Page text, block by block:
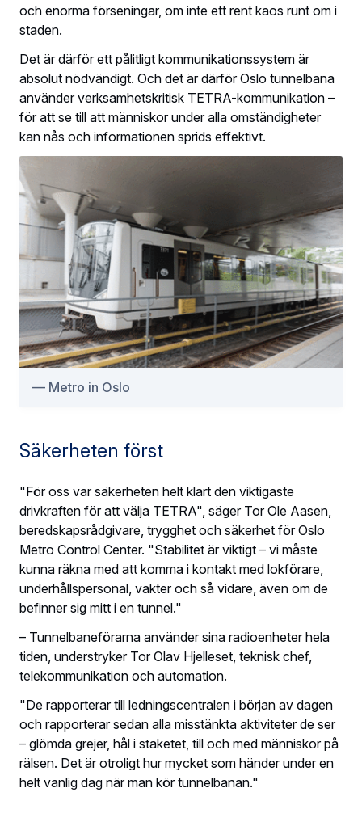
och enorma förseningar, om inte ett rent kaos runt om i
staden.
Det är därför ett pålitligt kommunikationssystem är
absolut nödvändigt. Och det är därför Oslo tunnelbana
använder verksamhetskritisk TETRA-kommunikation –
för att se till att människor under alla omständigheter
kan nås och informationen sprids effektivt.
Metro in Oslo
Säkerheten först
"För oss var säkerheten helt klart den viktigaste
drivkraften för att välja TETRA", säger Tor Ole Aasen,
beredskapsrådgivare, trygghet och säkerhet för Oslo
Metro Control Center. "Stabilitet är viktigt – vi måste
kunna räkna med att komma i kontakt med lokförare,
underhållspersonal, vakter och så vidare, även om de
befinner sig mitt i en tunnel."
– Tunnelbaneförarna använder sina radioenheter hela
tiden, understryker Tor Olav Hjelleset, teknisk chef,
telekommunikation och automation.
"De rapporterar till ledningscentralen i början av dagen
och rapporterar sedan alla misstänkta aktiviteter de ser
– glömda grejer, hål i staketet, till och med människor på
rälsen. Det är otroligt hur mycket som händer under en
helt vanlig dag när man kör tunnelbanan."